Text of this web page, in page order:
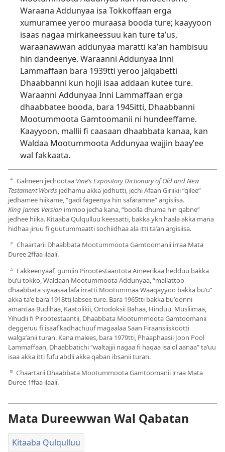
Waraana Addunyaa isa Tokkoffaan erga
xumuramee yeroo muraasa booda ture; kaayyoon
isaas nagaa mirkaneessuu kan ture taʼus,
waraanawwan addunyaa maratti kaʼan hambisuu
hin dandeenye. Waraanni Addunyaa Inni
Lammaffaan bara 1939⁠tti yeroo jalqabetti
Dhaabbanni kun hojii isaa addaan kutee ture.
Waraanni Addunyaa Inni Lammaffaan erga
dhaabbatee booda, bara 1945itti, Dhaabbanni
Mootummoota Gamtoomanii ni hundeeffame.
Kaayyoon, mallii fi caasaan dhaabbata kanaa, kan
Waldaa Mootummoota Addunyaa wajjin baayʼee
wal fakkaata.
a Galmeen jechootaa Vine’s Expository Dictionary of Old and New
Testament Words jedhamu akka jedhutti, jechi Afaan Giriikii “qilee”
jedhamee hiikame, “gadi fageenya hin safaramne” argisiisa.
King James Version immoo jecha kana, “boolla dhuma hin qabne”
jedhee hiika. Kitaaba Qulqulluu keessatti, bakka ykn haala akka mana
hidhaa jiruu fi guutummaatti sochiidhaa ala itti taʼan argisiisa.
b Chaartarii Dhaabbata Mootummoota Gamtoomanii irraa Mata
Duree 2⁠ffaa ilaali.
c Fakkeenyaaf, gumiin Pirootestaantota Ameerikaa hedduu bakka
buʼu tokko, Waldaan Mootummoota Addunyaa, “mallattoo
dhaabbata siyaasaa lafa irratti Mootummaa Waaqayyoo bakka buʼu”
akka taʼe bara 1918⁠tti labsee ture. Bara 1965⁠tti bakka buʼoonni
amantaa Budihaa, Kaatolikii, Ortodoksii Bahaa, Hinduu, Musliimaa,
Yihudii fi Pirootestaantii, Dhaabbata Mootummoota Gamtoomanii
deggeruu fi isaaf kadhachuuf magaalaa Saan Firaansiiskootti
walgaʼanii turan. Kana malees, bara 1979⁠tti, Phaaphaasii Joon Pool
Lammaffaan, Dhaabbatichi “waltajjii nagaa fi haqaa isa ol aanaa” taʼuu
isaa akka itti fufu abdii akka qaban ibsanii turan.
d Chaartarii Dhaabbata Mootummoota Gamtoomanii irraa Mata
Duree 1⁠ffaa ilaali.
Mata Dureewwan Wal Qabatan
Kitaaba Qulqulluu